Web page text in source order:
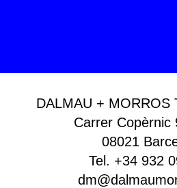
DALMAU + MORROS
Carrer Copèrnic
08021
Tel. +34 932